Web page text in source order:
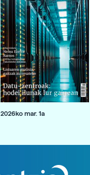
2026ko mar. 1a